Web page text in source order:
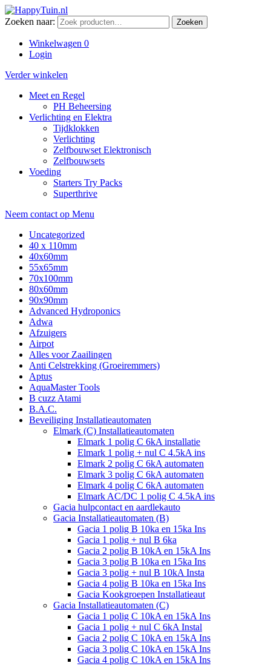
Zoeken naar: Zoeken
Winkelwagen 0
Login
Verder winkelen
Meet en Regel
PH Beheersing
Verlichting en Elektra
Tijdklokken
Verlichting
Zelfbouwset Elektronisch
Zelfbouwsets
Voeding
Starters Try Packs
Superthrive
Neem contact op Menu
Uncategorized
40 x 110mm
40x60mm
55x65mm
70x100mm
80x60mm
90x90mm
Advanced Hydroponics
Adwa
Afzuigers
Airpot
Alles voor Zaailingen
Anti Celstrekking (Groeiremmers)
Aptus
AquaMaster Tools
B cuzz Atami
B.A.C.
Beveiliging Installatieautomaten
Elmark (C) Installatieautomaten
Elmark 1 polig C 6kA installatie
Elmark 1 polig + nul C 4.5kA ins
Elmark 2 polig C 6kA automaten
Elmark 3 polig C 6kA automaten
Elmark 4 polig C 6kA automaten
Elmark AC/DC 1 polig C 4.5kA ins
Gacia hulpcontact en aardlekauto
Gacia Installatieautomaten (B)
Gacia 1 polig B 10ka en 15ka Ins
Gacia 1 polig + nul B 6ka
Gacia 2 polig B 10kA en 15kA Ins
Gacia 3 polig B 10ka en 15ka Ins
Gacia 3 polig + nul B 10kA Insta
Gacia 4 polig B 10ka en 15ka Ins
Gacia Kookgroepen Installatieaut
Gacia Installatieautomaten (C)
Gacia 1 polig C 10kA en 15kA Ins
Gacia 1 polig + nul C 6kA Instal
Gacia 2 polig C 10kA en 15kA Ins
Gacia 3 polig C 10kA en 15kA Ins
Gacia 4 polig C 10kA en 15kA Ins